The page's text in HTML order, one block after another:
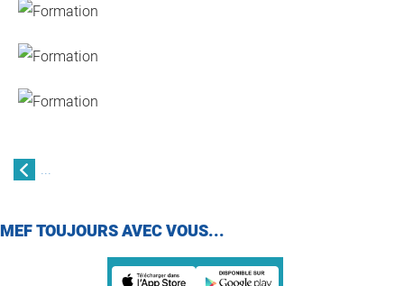
...
MEF TOUJOURS AVEC VOUS...